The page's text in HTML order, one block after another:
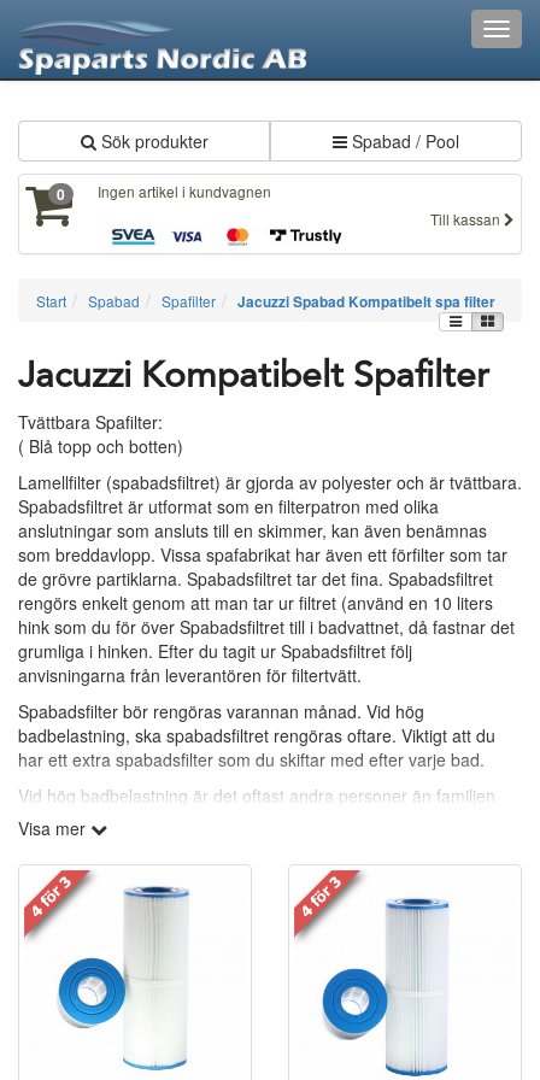
Sök produkter Spabad / Pool
0
Ingen artikel i kundvagnen
Till kassan
Start Spabad Spafilter Jacuzzi Spabad Kompatibelt spa filter
Jacuzzi Kompatibelt Spafilter
Tvättbara Spafilter:
( Blå topp och botten)
Lamellfilter (spabadsfiltret) är gjorda av polyester och är tvättbara.
Spabadsfiltret är utformat som en filterpatron med olika
anslutningar som ansluts till en skimmer, kan även benämnas
som breddavlopp. Vissa spafabrikat har även ett förfilter som tar
de grövre partiklarna. Spabadsfiltret tar det fina. Spabadsfiltret
rengörs enkelt genom att man tar ur filtret (använd en 10 liters
hink som du för över Spabadsfiltret till i badvattnet, då fastnar det
grumliga i hinken. Efter du tagit ur Spabadsfiltret följ
anvisningarna från leverantören för filtertvätt.
Spabadsfilter bör rengöras varannan månad. Vid hög
badbelastning, ska spabadsfiltret rengöras oftare. Viktigt att du
har ett extra spabadsfilter som du skiftar med efter varje bad.
Vid hög badbelastning är det oftast andra personer än familjen
som badar och de har en annan bakterieflora.
Viktigaste är att alla badande tvättar sig ordentligt före och efter
bad.
Rengöringsfria spabadsfilter:
(Vita med grå topp och botten.)
Polypropylen-filter är mycket effektiva på att samla in icke-
önskvärda partiklar ur vattnet. Polypropylen, ligger i lager inuti
som rengöringsfria filter. Polypropylen-filter tar bort partiklar ner till
Visa mer